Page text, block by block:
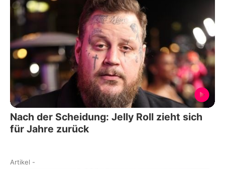
Nach der Scheidung: Jelly Roll zieht sich
für Jahre zurück
Artikel -